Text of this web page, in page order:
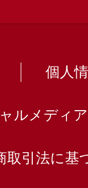
個人
ルメディ
取引法に基